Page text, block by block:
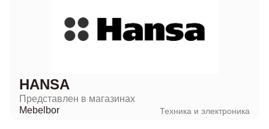
HANSA
Представлен в магазинах
Mebelbor
Техника и электроника